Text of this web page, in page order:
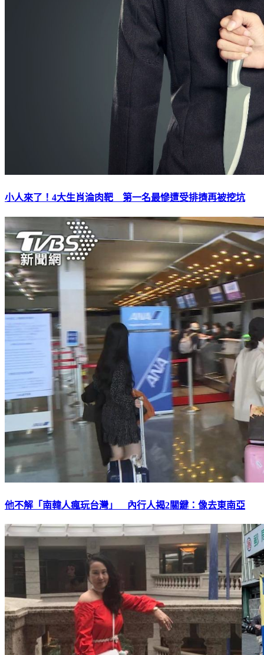
小人來了！4大生肖淪肉靶 第一名最慘遭受排擠再被挖坑
他不解「南韓人瘋玩台灣」 內行人揭2關鍵：像去東南亞